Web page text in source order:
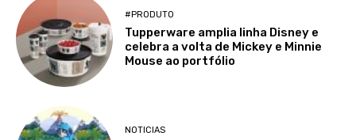
#PRODUTO
Tupperware amplia linha Disney e
celebra a volta de Mickey e Minnie
Mouse ao portfólio
NOTICIAS